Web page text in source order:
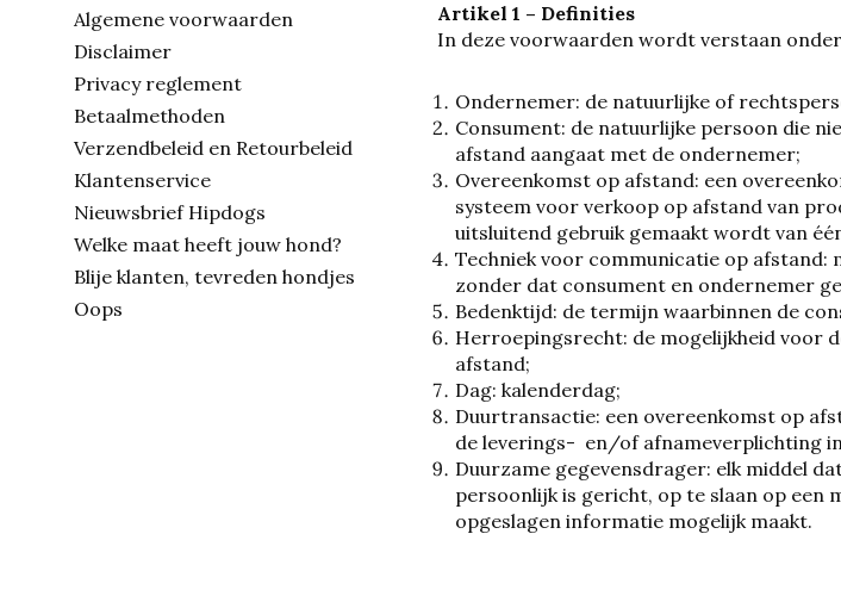
Algemene voorwaarden
Disclaimer
Privacy reglement
Betaalmethoden
Verzendbeleid en Retourbeleid
Klantenservice
Nieuwsbrief Hipdogs
Welke maat heeft jouw hond?
Blije klanten, tevreden hondjes
Oops
Artikel 1 – Definities
In deze voorwaarden wordt verstaan
Ondernemer: de natuurlijke of
Consument: de natuurlijke persoon die
afstand aangaat met de ondernemer;
Overeenkomst op afstand: een
systeem voor verkoop op afstand van
uitsluitend gebruik gemaakt wordt van
Techniek voor communicatie op afstand:
zonder dat consument en ondernemer
Bedenktijd: de termijn waarbinnen de
Herroepingsrecht: de mogelijkheid voor
afstand;
Dag: kalenderdag;
Duurtransactie: een overeenkomst op
de leverings- en/of afnameverplichting
Duurzame gegevensdrager: elk middel
persoonlijk is gericht, op te slaan op een
opgeslagen informatie mogelijk maakt.